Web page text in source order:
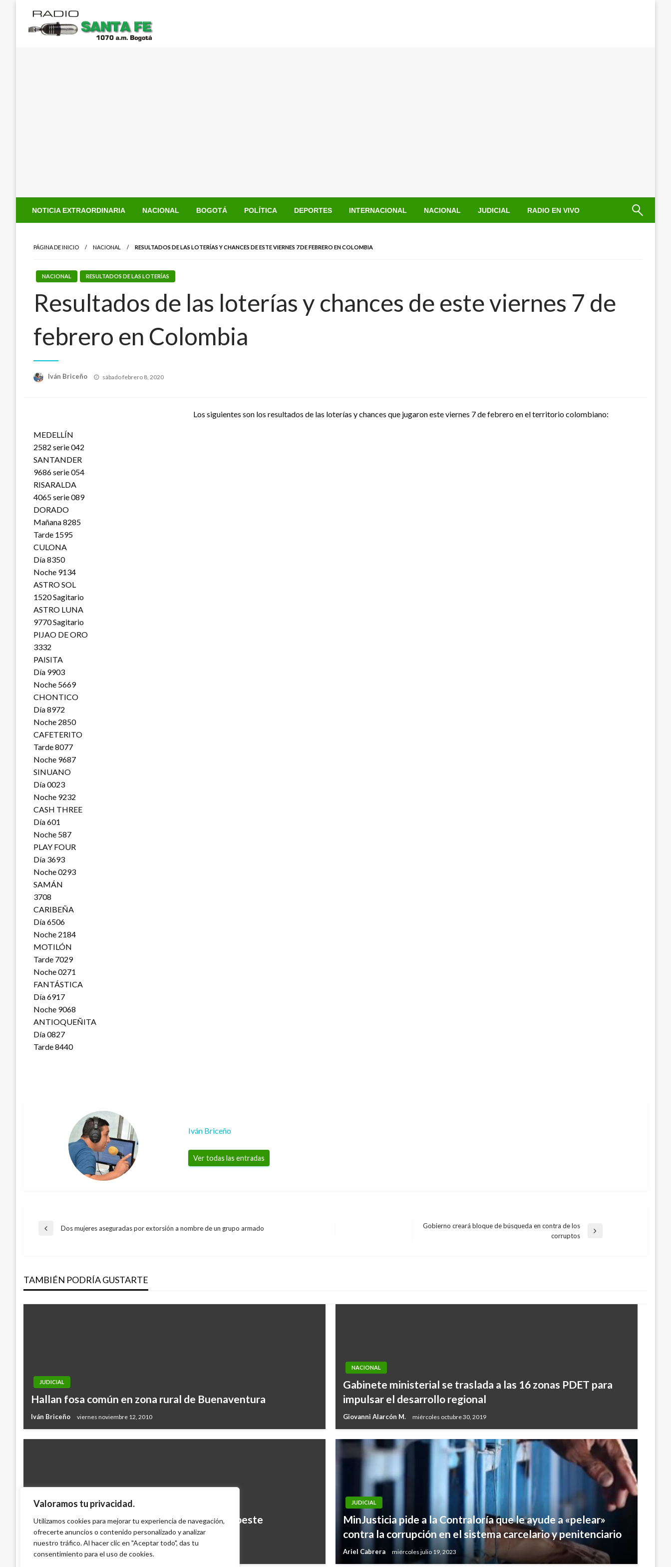
Valoramos tu privacidad.
Utilizamos cookies para mejorar tu experiencia de navegación,
ofrecerte anuncios o contenido personalizado y analizar
nuestro tráfico. Al hacer clic en "Aceptar todo", das tu
consentimiento para el uso de cookies.
contenido
NOTICIA EXTRAORDINARIA NACIONAL BOGOTÁ POLÍTICA DEPORTES INTERNACIONAL NACIONAL JUDICIAL RADIO EN VIVO
PÁGINA DE INICIO NACIONAL RESULTADOS DE LAS LOTERÍAS Y CHANCES DE ESTE VIERNES 7 DE FEBRERO EN COLOMBIA
NACIONAL RESULTADOS DE LAS LOTERÍAS
Resultados de las loterías y chances de este viernes 7 de
febrero en Colombia
Iván Briceño
Publicado
sábado febrero 8, 2020
Los siguientes son los resultados de las loterías y chances que jugaron este viernes 7 de febrero en el territorio colombiano:
MEDELLÍN
2582 serie 042
SANTANDER
9686 serie 054
RISARALDA
4065 serie 089
DORADO
Mañana 8285
Tarde 1595
CULONA
Día 8350
Noche 9134
ASTRO SOL
1520 Sagitario
ASTRO LUNA
9770 Sagitario
PIJAO DE ORO
3332
PAISITA
Día 9903
Noche 5669
CHONTICO
Día 8972
Noche 2850
CAFETERITO
Tarde 8077
Noche 9687
SINUANO
Día 0023
Noche 9232
CASH THREE
Día 601
Noche 587
PLAY FOUR
Día 3693
Noche 0293
SAMÁN
3708
CARIBEÑA
Día 6506
Noche 2184
MOTILÓN
Tarde 7029
Noche 0271
FANTÁSTICA
Día 6917
Noche 9068
ANTIOQUEÑITA
Día 0827
Tarde 8440
Iván Briceño
Ver todas las entradas
Navegación
entradas
Entrada
Dos mujeres aseguradas por extorsión a nombre de un grupo armado
Gobierno creará bloque de búsqueda en contra de los
corruptos
TAMBIÉN PODRÍA GUSTARTE
JUDICIAL
Hallan fosa común en zona rural de Buenaventura
Iván Briceño viernes noviembre 12, 2010
NACIONAL
Gabinete ministerial se traslada a las 16 zonas PDET para
impulsar el desarrollo regional
Giovanni Alarcón M. miércoles octubre 30, 2019
NACIONAL
Fueron dos sismos los que sacudieron el suroeste
colombiano
Iván Briceño jueves enero 9, 2014
JUDICIAL
MinJusticia pide a la Contraloría que le ayude a «pelear»
contra la corrupción en el sistema carcelario y penitenciario
Ariel Cabrera miércoles julio 19, 2023